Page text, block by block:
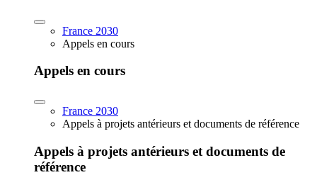
France 2030
Appels en cours
Appels en cours
France 2030
Appels à projets antérieurs et documents de référence
Appels à projets antérieurs et documents de
référence